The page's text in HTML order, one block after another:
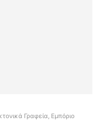
Γραφεία, Εμπόριο